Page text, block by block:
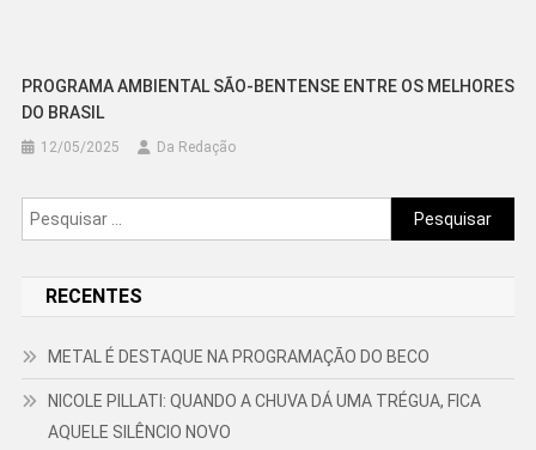
PROGRAMA AMBIENTAL SÃO-BENTENSE ENTRE OS MELHORES
DO BRASIL
12/05/2025 Da Redação
Pesquisar
por:
RECENTES
METAL É DESTAQUE NA PROGRAMAÇÃO DO BECO
NICOLE PILLATI: QUANDO A CHUVA DÁ UMA TRÉGUA, FICA
AQUELE SILÊNCIO NOVO